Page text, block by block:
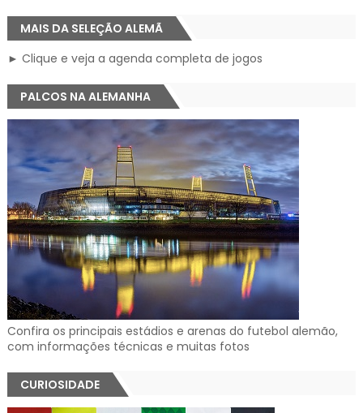
MAIS DA SELEÇÃO ALEMÃ
► Clique e veja a agenda completa de jogos
PALCOS NA ALEMANHA
Confira os principais estádios e arenas do futebol alemão,
com informações técnicas e muitas fotos
CURIOSIDADE